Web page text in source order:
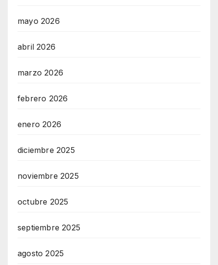
mayo 2026
abril 2026
marzo 2026
febrero 2026
enero 2026
diciembre 2025
noviembre 2025
octubre 2025
septiembre 2025
agosto 2025